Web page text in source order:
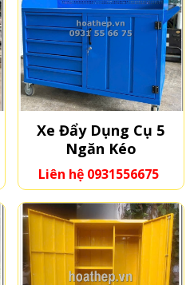
Xe Đẩy Dụng Cụ 5
Ngăn Kéo
Liên hệ 0931556675